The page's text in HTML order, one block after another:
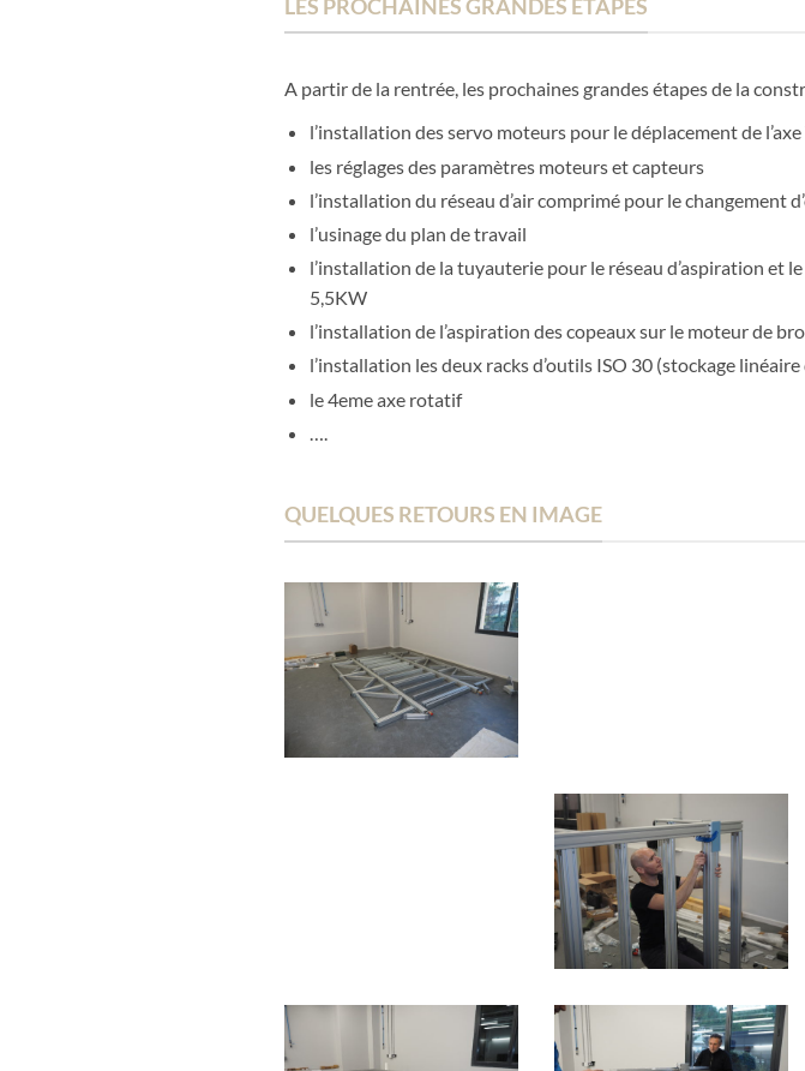
LES PROCHAINES GRANDES ÉTAPES
A partir de la rentrée, les prochaines grandes étapes de la
l’installation des servo moteurs pour le déplacement de
les réglages des paramètres moteurs et capteurs
l’installation du réseau d’air comprimé pour le changement
l’usinage du plan de travail
l’installation de la tuyauterie pour le réseau d’aspiration et
5,5KW
l’installation de l’aspiration des copeaux sur le moteur de
l’installation les deux racks d’outils ISO 30 (stockage
le 4eme axe rotatif
….
QUELQUES RETOURS EN IMAGE